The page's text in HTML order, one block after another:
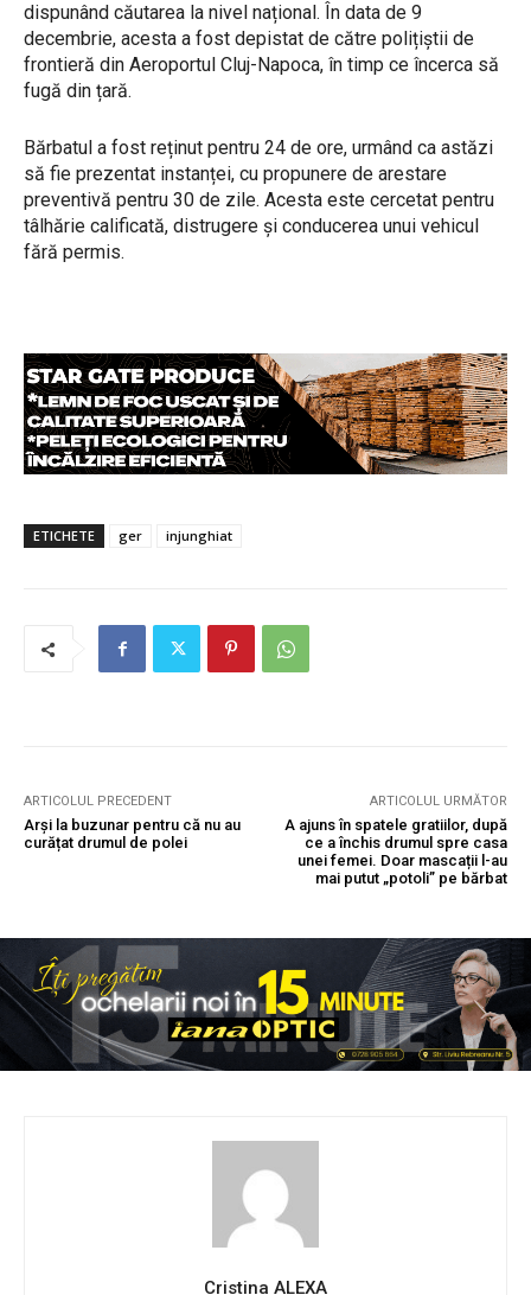
dispunând căutarea la nivel național. În data de 9
decembrie, acesta a fost depistat de către polițiștii de
frontieră din Aeroportul Cluj-Napoca, în timp ce încerca să
fugă din țară.
Bărbatul a fost reținut pentru 24 de ore, urmând ca astăzi
să fie prezentat instanței, cu propunere de arestare
preventivă pentru 30 de zile. Acesta este cercetat pentru
tâlhărie calificată, distrugere și conducerea unui vehicul
fără permis.
ETICHETE ger injunghiat
ARTICOLUL PRECEDENT
Arși la buzunar pentru că nu au
curățat drumul de polei
ARTICOLUL URMĂTOR
A ajuns în spatele gratiilor, după
ce a închis drumul spre casa
unei femei. Doar mascații l-au
mai putut „potoli” pe bărbat
Cristina ALEXA